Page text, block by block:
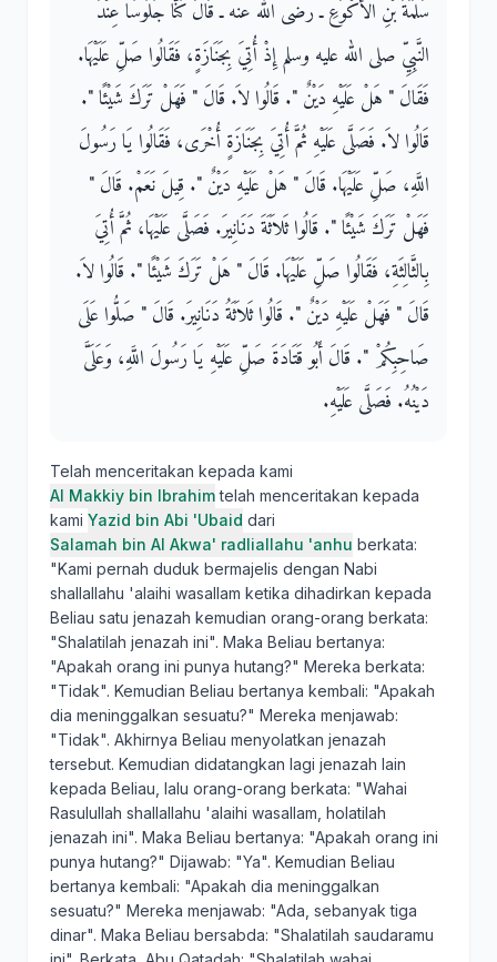
سَلَمَةَ بْنِ الأَكْوَعِ ـ رضى الله عنه ـ قَالَ كُنَّا جُلُوسًا عِنْدَ
النَّبِيِّ صلى الله عليه وسلم إِذْ أُتِيَ بِجَنَازَةٍ، فَقَالُوا صَلِّ عَلَيْهَا‏.‏
فَقَالَ ‏"‏ هَلْ عَلَيْهِ دَيْنٌ ‏"‏‏.‏ قَالُوا لاَ‏.‏ قَالَ ‏"‏ فَهَلْ تَرَكَ شَيْئًا ‏"‏‏.‏
قَالُوا لاَ‏.‏ فَصَلَّى عَلَيْهِ ثُمَّ أُتِيَ بِجَنَازَةٍ أُخْرَى، فَقَالُوا يَا رَسُولَ
اللَّهِ، صَلِّ عَلَيْهَا‏.‏ قَالَ ‏"‏ هَلْ عَلَيْهِ دَيْنٌ ‏"‏‏.‏ قِيلَ نَعَمْ‏.‏ قَالَ ‏"‏
فَهَلْ تَرَكَ شَيْئًا ‏"‏‏.‏ قَالُوا ثَلاَثَةَ دَنَانِيرَ‏.‏ فَصَلَّى عَلَيْهَا، ثُمَّ أُتِيَ
بِالثَّالِثَةِ، فَقَالُوا صَلِّ عَلَيْهَا‏.‏ قَالَ ‏"‏ هَلْ تَرَكَ شَيْئًا ‏"‏‏.‏ قَالُوا لاَ‏.‏
قَالَ ‏"‏ فَهَلْ عَلَيْهِ دَيْنٌ ‏"‏‏.‏ قَالُوا ثَلاَثَةُ دَنَانِيرَ‏.‏ قَالَ ‏"‏ صَلُّوا عَلَى
صَاحِبِكُمْ ‏"‏‏.‏ قَالَ أَبُو قَتَادَةَ صَلِّ عَلَيْهِ يَا رَسُولَ اللَّهِ، وَعَلَىَّ
دَيْنُهُ‏.‏ فَصَلَّى عَلَيْهِ‏.‏
Telah menceritakan kepada kami
Al Makkiy bin Ibrahimtelah menceritakan kepada
kami Yazid bin Abi 'Ubaid dari
Salamah bin Al Akwa' radliallahu 'anhu berkata:
"Kami pernah duduk bermajelis dengan Nabi
shallallahu 'alaihi wasallam ketika dihadirkan kepada
Beliau satu jenazah kemudian orang-orang berkata:
"Shalatilah jenazah ini". Maka Beliau bertanya:
"Apakah orang ini punya hutang?" Mereka berkata:
"Tidak". Kemudian Beliau bertanya kembali: "Apakah
dia meninggalkan sesuatu?" Mereka menjawab:
"Tidak". Akhirnya Beliau menyolatkan jenazah
tersebut. Kemudian didatangkan lagi jenazah lain
kepada Beliau, lalu orang-orang berkata: "Wahai
Rasulullah shallallahu 'alaihi wasallam, holatilah
jenazah ini". Maka Beliau bertanya: "Apakah orang ini
punya hutang?" Dijawab: "Ya". Kemudian Beliau
bertanya kembali: "Apakah dia meninggalkan
sesuatu?" Mereka menjawab: "Ada, sebanyak tiga
dinar". Maka Beliau bersabda: "Shalatilah saudaramu